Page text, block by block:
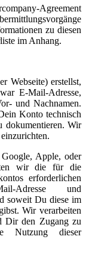
Agreement
zu diesen
im Anhang.
Webseite) erstellst,
E-Mail-Adresse,
und Nachnamen.
Konto technisch
dokumentieren. Wir
Apple, oder
wir die für die
erforderlichen
Adresse und
soweit Du diese im
Wir verarbeiten
Dir den Zugang zu
Nutzung dieser